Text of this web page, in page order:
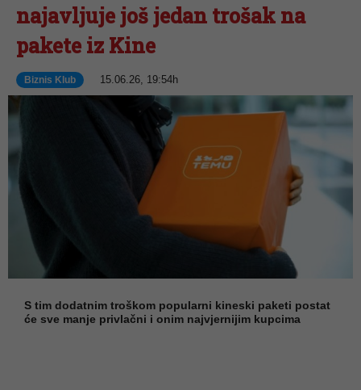
najavljuje još jedan trošak na
pakete iz Kine
Biznis Klub 15.06.26, 19:54h
S tim dodatnim troškom popularni kineski paketi postat
će sve manje privlačni i onim najvjernijim kupcima